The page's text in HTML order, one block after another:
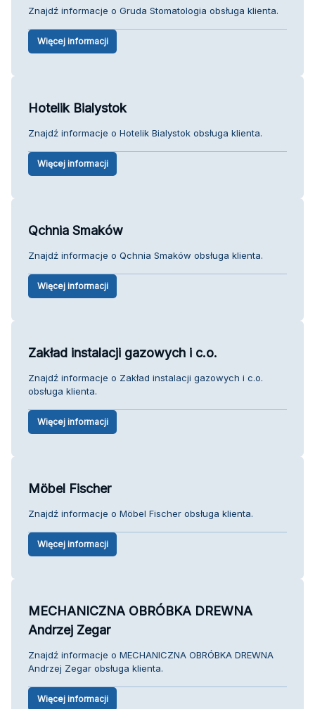
Znajdź informacje o Gruda Stomatologia obsługa klienta.
Więcej informacji
Hotelik Bialystok
Znajdź informacje o Hotelik Bialystok obsługa klienta.
Więcej informacji
Qchnia Smaków
Znajdź informacje o Qchnia Smaków obsługa klienta.
Więcej informacji
Zakład instalacji gazowych i c.o.
Znajdź informacje o Zakład instalacji gazowych i c.o.
obsługa klienta.
Więcej informacji
Möbel Fischer
Znajdź informacje o Möbel Fischer obsługa klienta.
Więcej informacji
MECHANICZNA OBRÓBKA DREWNA
Andrzej Zegar
Znajdź informacje o MECHANICZNA OBRÓBKA DREWNA
Andrzej Zegar obsługa klienta.
Więcej informacji